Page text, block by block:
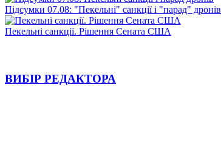
Підсумки 07.08: "Пекельні" санкції і "парад" дронів
Пекельні санкції. Рішення Сената США
ВИБІР РЕДАКТОРА